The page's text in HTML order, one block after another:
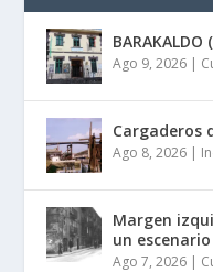
Ago 9, 2026 |
Cargaderos
Ago 8, 2026 |
Margen
un
Ago 7, 2026 |